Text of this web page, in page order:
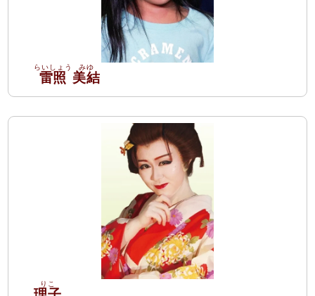
雷照 美結